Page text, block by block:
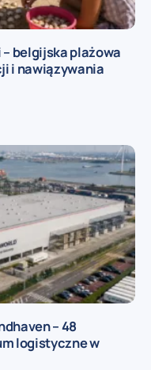
belgijska plażowa
i nawiązywania
– 48
logistyczne w